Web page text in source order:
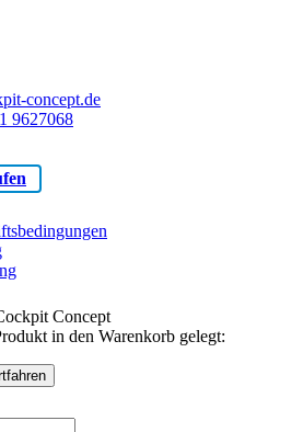
concept.de
9627068
Concept
in den Warenkorb gelegt: